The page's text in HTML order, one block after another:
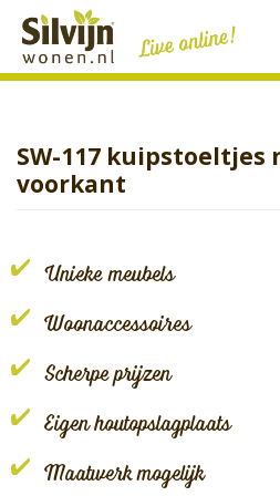
Skip
content
SW-117 kuipstoeltjes
voorkant
Unieke meubels
Woonaccessoires
Scherpe prijzen
Eigen houtopslagplaats
Maatwerk mogelijk